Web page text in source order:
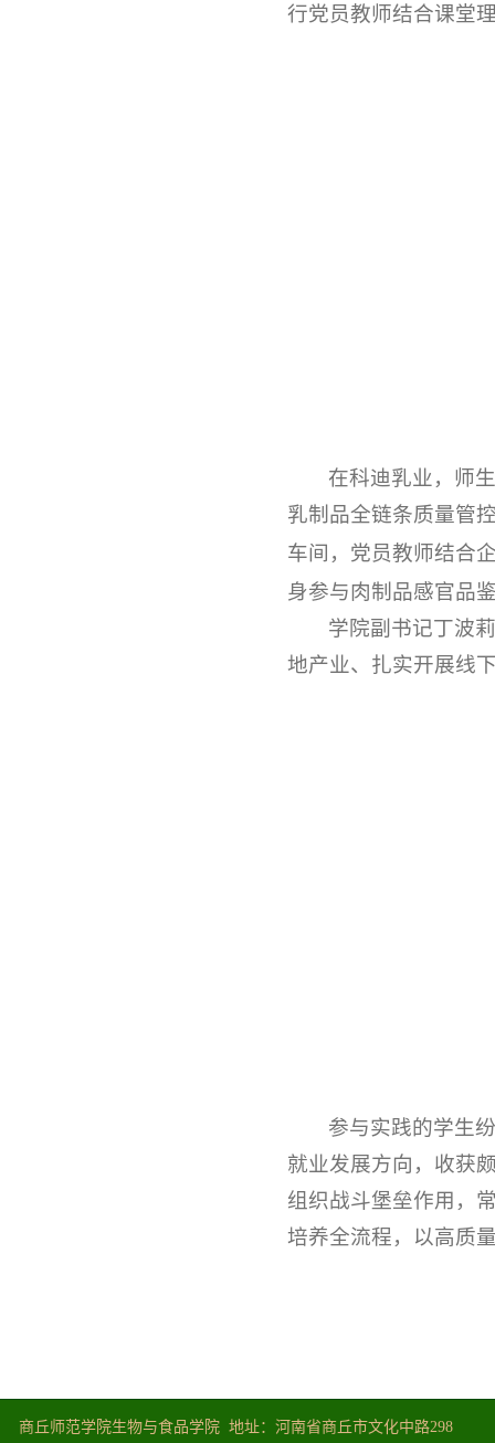
行党员教师结合课堂
在科迪乳业，师
乳制品全链条质量管
车间，党员教师结合
身参与肉制品感官品
学院副书记丁波
地产业、扎实开展线
参与实践的学生
就业发展方向，收获
组织战斗堡垒作用，
培养全流程，以高质
商丘师范学院生物与食品学院 地址：河南省商丘市文化中路298